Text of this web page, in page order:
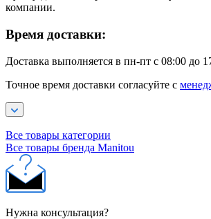
компании.
Время доставки:
Доставка выполняется в пн-пт с 08:00 до
Точное время доставки согласуйте с
Все товары категории
Все товары бренда Manitou
Нужна консультация?